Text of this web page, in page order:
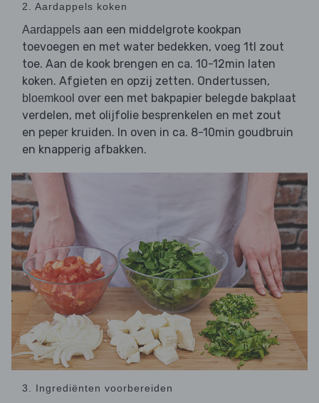
2. Aardappels koken
Aardappels aan een middelgrote kookpan
toevoegen en met water bedekken, voeg 1tl zout
toe. Aan de kook brengen en ca. 10-12min laten
koken. Afgieten en opzij zetten. Ondertussen,
bloemkool over een met bakpapier belegde bakplaat
verdelen, met olijfolie besprenkelen en met zout
en peper kruiden. In oven in ca. 8-10min goudbruin
en knapperig afbakken.
3. Ingrediënten voorbereiden